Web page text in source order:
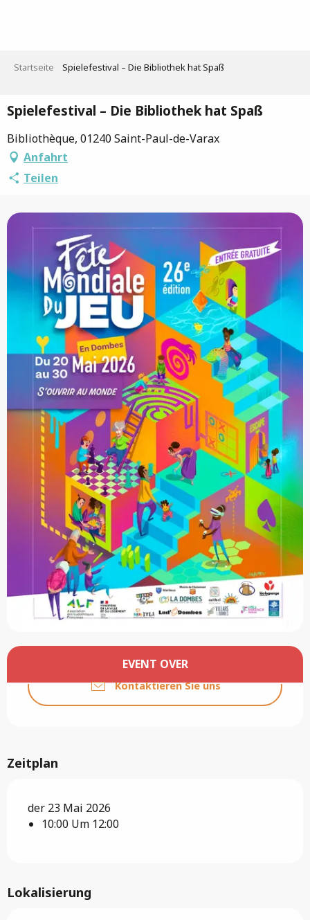
Startseite Spielefestival – Die Bibliothek hat Spaß
Spielefestival – Die Bibliothek hat Spaß
Bibliothèque, 01240 Saint-Paul-de-Varax
Anfahrt
Teilen
Öffnungszeiten & Kontaktdaten
EVENT OVER
Kontaktieren Sie uns
Zeitplan
der 23 Mai 2026
10:00 Um 12:00
Lokalisierung